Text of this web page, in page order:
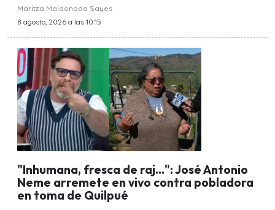
Maritza Maldonado Sayes
8 agosto, 2026 a las 10:15
"Inhumana, fresca de raj...": José Antonio
Neme arremete en vivo contra pobladora
en toma de Quilpué